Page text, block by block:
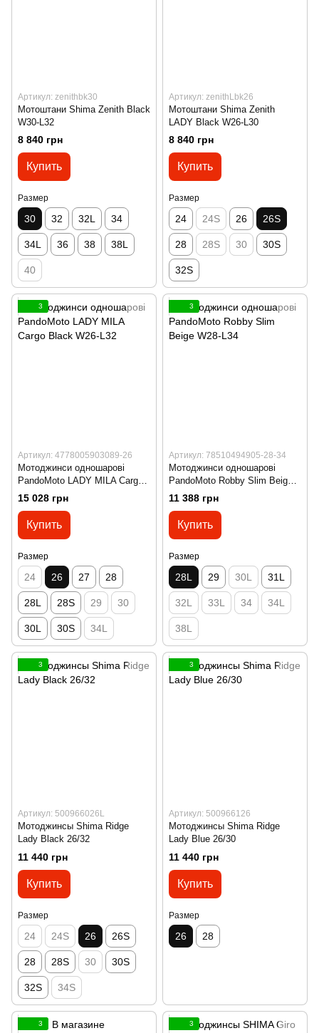
Артикул: zenithbk30
Мотоштани Shima Zenith Black
W30-L32
8 840 грн
Купить
Размер
30 32 32L 34
34L 36 38 38L
40
Артикул: zenithLbk26
Мотоштани Shima Zenith
LADY Black W26-L30
8 840 грн
Купить
Размер
24 24S 26 26S
28 28S 30 30S
32S
3
Артикул: 4778005903089-26
Мотоджинси одношарові
PandoMoto LADY MILA Cargo
Black W26-L32
15 028 грн
Купить
Размер
24 26 27 28
28L 28S 29 30
30L 30S 34L
3
Артикул: 78510494905-28-34
Мотоджинси одношарові
PandoMoto Robby Slim Beige
W28-L34
11 388 грн
Купить
Размер
28L 29 30L 31L
32L 33L 34 34L
38L
3
Артикул: 500966026L
Мотоджинсы Shima Ridge
Lady Black 26/32
11 440 грн
Купить
Размер
24 24S 26 26S
28 28S 30 30S
32S 34S
3
Артикул: 500966126
Мотоджинсы Shima Ridge
Lady Blue 26/30
11 440 грн
Купить
Размер
26 28
3 3